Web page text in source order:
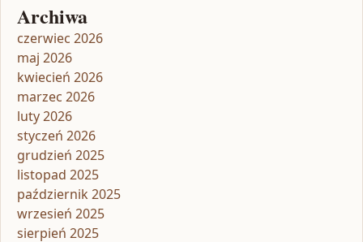
Archiwa
czerwiec 2026
maj 2026
kwiecień 2026
marzec 2026
luty 2026
styczeń 2026
grudzień 2025
listopad 2025
październik 2025
wrzesień 2025
sierpień 2025